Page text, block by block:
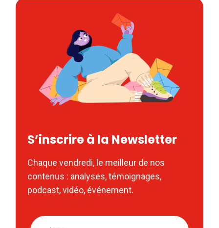
S’inscrire à la Newsletter
Chaque vendredi, le meilleur de nos
contenus : analyses, témoignages,
podcast, vidéo, événement.
Nom